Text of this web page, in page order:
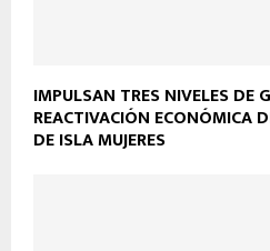
IMPULSAN TRES NIVELES DE
REACTIVACIÓN ECONÓMICA
DE ISLA MUJERES